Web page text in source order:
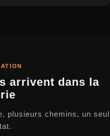
arrivent dans la
plusieurs chemins, un seul